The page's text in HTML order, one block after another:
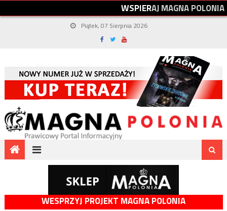
WSPIERAJMAGNAPOLONIA
Piątek, 07 Sierpnia 2026
WESPRZYJ PROJEKT MAGNA POLONIA